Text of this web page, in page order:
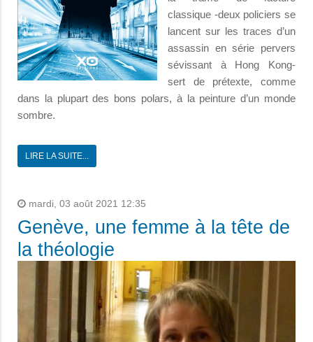
classique -deux policiers se
lancent sur les traces d’un
assassin en série pervers
sévissant à Hong Kong-
sert de prétexte, comme
dans la plupart des bons polars, à la peinture d’un monde
sombre.
LIRE LA SUITE...
mardi, 03 août 2021 12:35
Genève, une femme à la tête de
la théologie